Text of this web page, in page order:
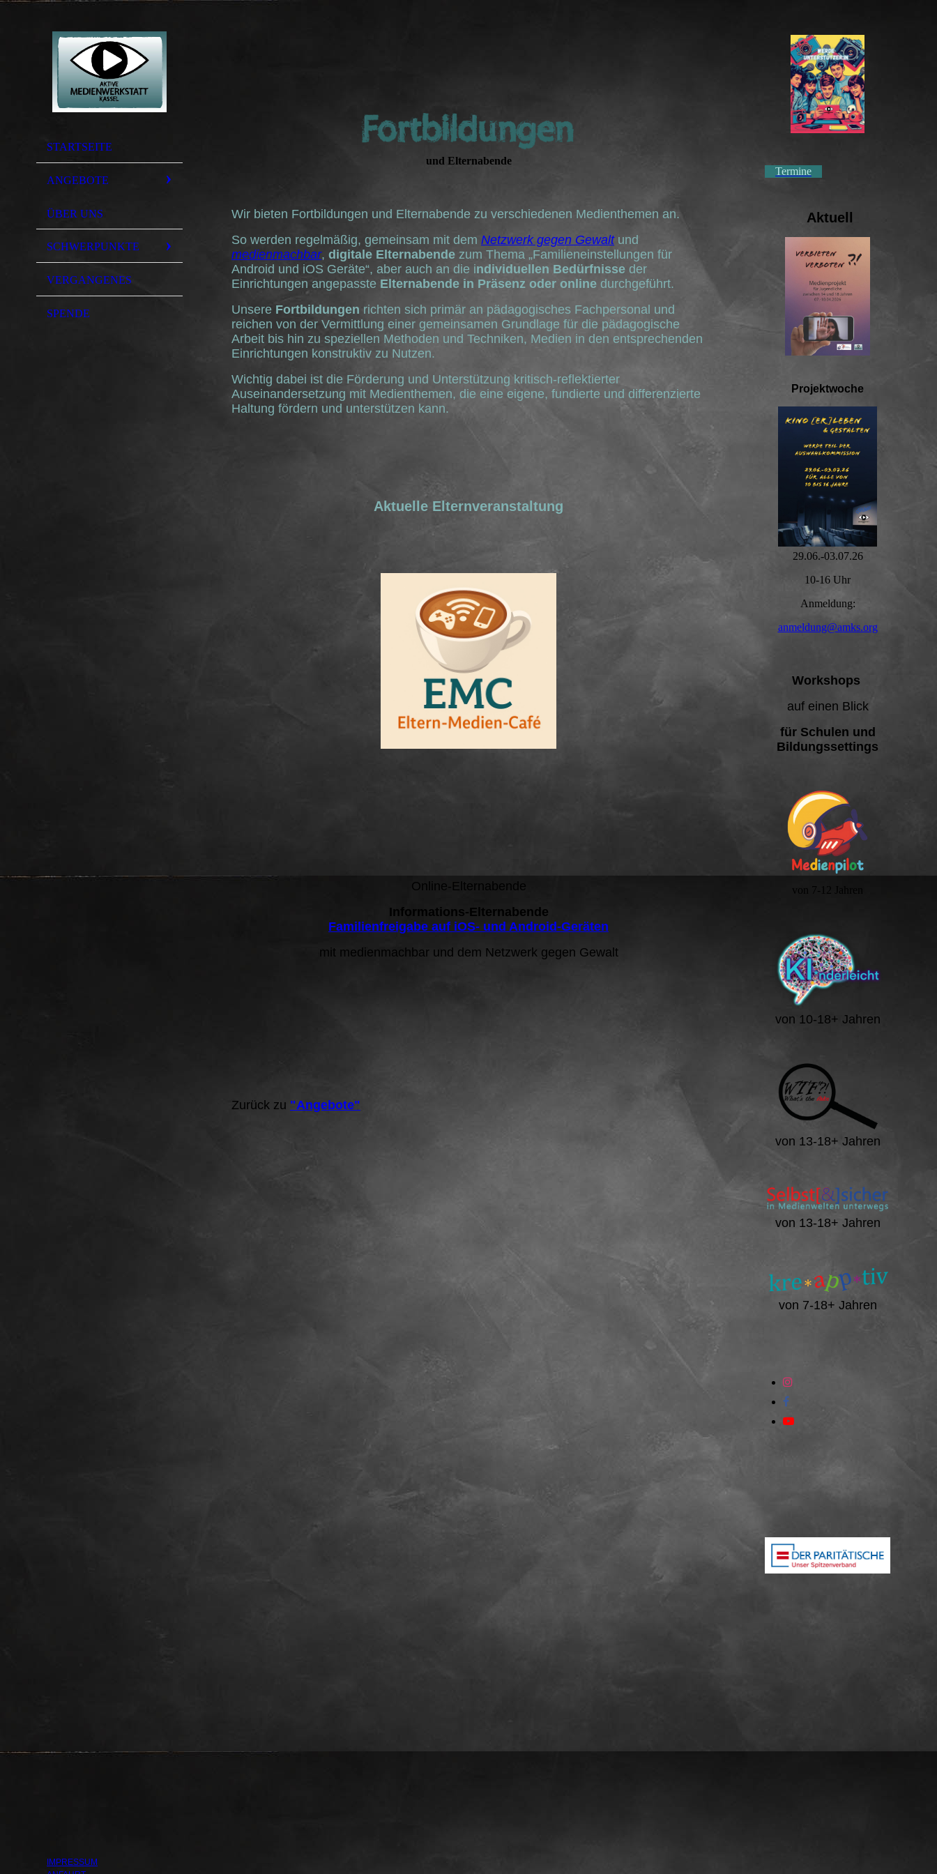
STARTSEITE
ANGEBOTE
ÜBER UNS
SCHWERPUNKTE
VERGANGENES
SPENDE
und Elternabende
Wir bieten Fortbildungen und Elternabende zu verschiedenen Medienthemen an.
So werden regelmäßig, gemeinsam mit dem Netzwerk gegen Gewaltund
medienmachbar, digitale Elternabende zum Thema „Familieneinstellungen für
Android und iOS Geräte“, aber auch an die individuellen Bedürfnisse der
Einrichtungen angepasste Elternabende in Präsenz oder online durchgeführt.
Unsere Fortbildungen richten sich primär an pädagogisches Fachpersonal und
reichen von der Vermittlung einer gemeinsamen Grundlage für die pädagogische
Arbeit bis hin zu speziellen Methoden und Techniken, Medien in den entsprechenden
Einrichtungen konstruktiv zu Nutzen.
Wichtig dabei ist die Förderung und Unterstützung kritisch-reflektierter
Auseinandersetzung mit Medienthemen, die eine eigene, fundierte und differenzierte
Haltung fördern und unterstützen kann.
Aktuelle Elternveranstaltung
Online-Elternabende
Informations-Elternabende
Familienfreigabe auf iOS- und Android-Geräten
mit medienmachbar und dem Netzwerk gegen Gewalt
Zurück zu "Angebote"
Termine
Aktuell
Projektwoche
29.06.-03.07.26
10-16 Uhr
Anmeldung:
anmeldung@amks.org
Workshops
auf einen Blick
für Schulen und
Bildungssettings
von 7-12 Jahren
von 10-18+ Jahren
von 13-18+ Jahren
von 13-18+ Jahren
von 7-18+ Jahren
IMPRESSUM